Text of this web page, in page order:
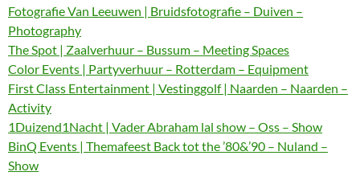
Fotografie Van Leeuwen | Bruidsfotografie – Duiven –
Photography
The Spot | Zaalverhuur – Bussum – Meeting Spaces
Color Events | Partyverhuur – Rotterdam – Equipment
First Class Entertainment | Vestinggolf | Naarden – Naarden –
Activity
1Duizend1Nacht | Vader Abraham lal show – Oss – Show
BinQ Events | Themafeest Back tot the ’80&’90 – Nuland –
Show